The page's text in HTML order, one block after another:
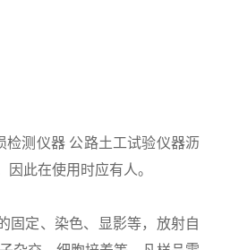
测仪器 公路土工试验仪器沥
此在使用时应有人。
固定、染色、显影等，放射自